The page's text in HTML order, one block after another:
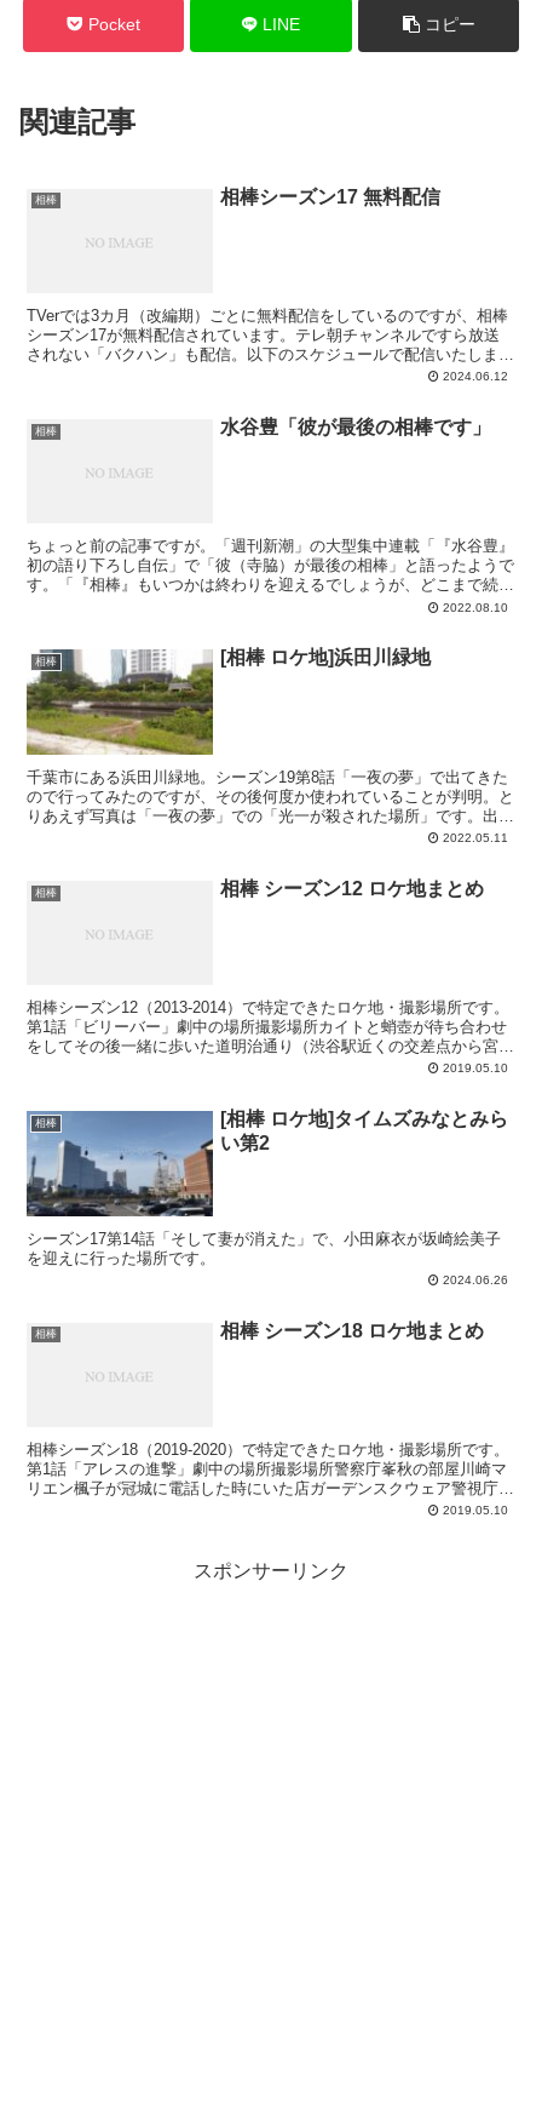
Pocket LINE コピー
関連記事
相棒 相棒シーズン17 無料配信
TVerでは3カ月（改編期）ごとに無料配信をしているのですが、相棒
シーズン17が無料配信されています。テレ朝チャンネルですら放送
されない「バクハン」も配信。以下のスケジュールで配信いたしま
2024.06.12
相棒 水谷豊「彼が最後の相棒です」
ちょっと前の記事ですが。「週刊新潮」の大型集中連載「『水谷豊』
初の語り下ろし自伝」で「彼（寺脇）が最後の相棒」と語ったようで
す。「『相棒』もいつかは終わりを迎えるでしょうが、どこまで続く
のかは見えていないし、予想はつかない。でも、彼が最後の...2022.08.10
相棒 [相棒 ロケ地]浜田川緑地
千葉市にある浜田川緑地。シーズン19第8話「一夜の夢」で出てきた
ので行ってみたのですが、その後何度か使われていることが判明。と
りあえず写真は「一夜の夢」での「光一が殺された場所」です。出て
きたのは以下の通り。速水の父親がホームレスをしていた...2022.05.11
相棒 相棒 シーズン12 ロケ地まとめ
相棒シーズン12（2013-2014）で特定できたロケ地・撮影場所です。
第1話「ビリーバー」劇中の場所撮影場所カイトと蛸壺が待ち合わせ
をしてその後一緒に歩いた道明治通り（渋谷駅近くの交差点から宮下
2019.05.10
相棒
[相棒 ロケ地]タイムズみなとみら
い第2
シーズン17第14話「そして妻が消えた」で、小田麻衣が坂崎絵美子
を迎えに行った場所です。
2024.06.26
相棒 相棒 シーズン18 ロケ地まとめ
相棒シーズン18（2019-2020）で特定できたロケ地・撮影場所です。
第1話「アレスの進撃」劇中の場所撮影場所警察庁峯秋の部屋川崎マ
リエン楓子が冠城に電話した時にいた店ガーデンスクウェア警視庁副
2019.05.10
スポンサーリンク